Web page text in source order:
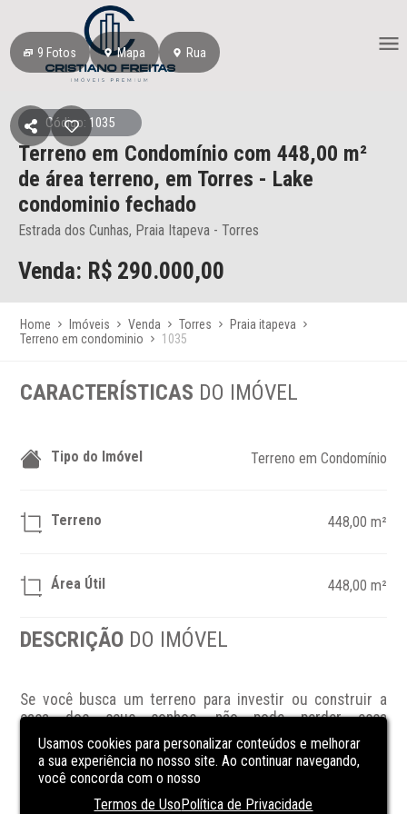
9 Fotos Mapa Rua
Código: 1035
Terreno em Condomínio com 448,00 m²
de área terreno, em Torres - Lake
condominio fechado
Estrada dos Cunhas, Praia Itapeva - Torres
Venda: R$ 290.000,00
Home Imóveis Venda Torres
Praia itapeva
Terreno em condominio
1035
CARACTERÍSTICAS DO IMÓVEL
Tipo do Imóvel Terreno em Condomínio
Terreno 448,00 m²
Área Útil 448,00 m²
DESCRIÇÃO DO IMÓVEL
Se você busca um terreno para investir ou construir a
casa dos seus sonhos, não pode perder essa
oportunidade em Torres, na Praia Itapeva. Localizado no
Lake Condomínio Fechado, esse terreno oferece um
ambiente seguro e tranquilo para você desenvolver seu
para criar um espaço único e personalizado. Aproveite a
Usamos cookies para personalizar conteúdos e melhorar
a sua experiência no nosso site. Ao continuar navegando,
você concorda com o nosso
Termos de UsoPolítica de Privacidade